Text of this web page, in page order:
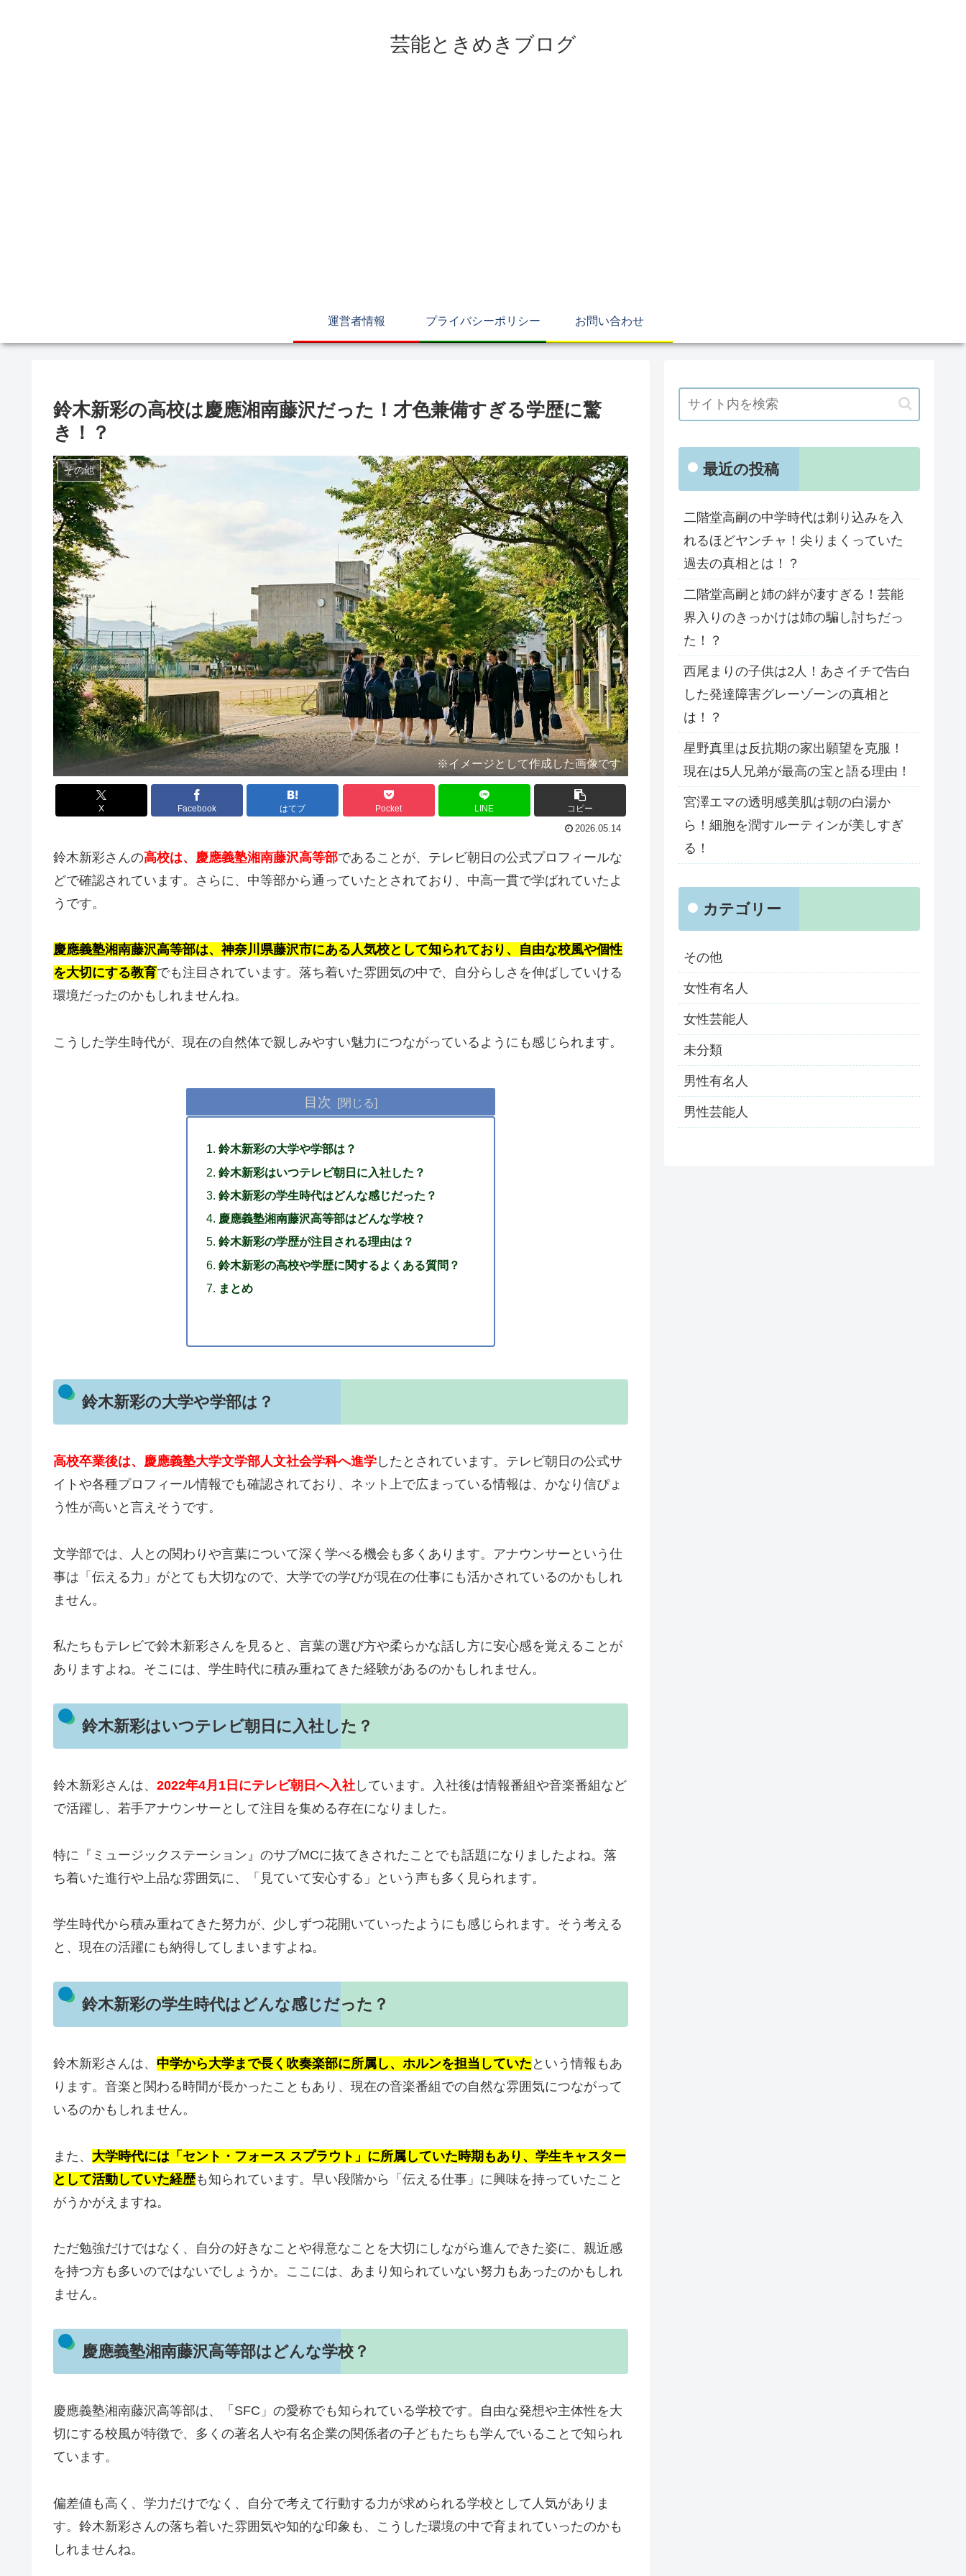
芸能ときめきブログ
運営者情報 プライバシーポリシー お問い合わせ
鈴木新彩の高校は慶應湘南藤沢だった！才色兼備すぎる学歴に驚
き！？
その他
※イメージとして作成した画像です
X Facebook はてブ Pocket LINE コピー
2026.05.14
鈴木新彩さんの高校は、慶應義塾湘南藤沢高等部であることが、テレビ朝日の公式プロフィールな
どで確認されています。さらに、中等部から通っていたとされており、中高一貫で学ばれていたよ
うです。
慶應義塾湘南藤沢高等部は、神奈川県藤沢市にある人気校として知られており、自由な校風や個性
を大切にする教育でも注目されています。落ち着いた雰囲気の中で、自分らしさを伸ばしていける
環境だったのかもしれませんね。
こうした学生時代が、現在の自然体で親しみやすい魅力につながっているようにも感じられます。
目次
鈴木新彩の大学や学部は？
鈴木新彩はいつテレビ朝日に入社した？
鈴木新彩の学生時代はどんな感じだった？
慶應義塾湘南藤沢高等部はどんな学校？
鈴木新彩の学歴が注目される理由は？
鈴木新彩の高校や学歴に関するよくある質問？
まとめ
鈴木新彩の大学や学部は？
高校卒業後は、慶應義塾大学文学部人文社会学科へ進学 したとされています。テレビ朝日の公式サ
イトや各種プロフィール情報でも確認されており、ネット上で広まっている情報は、かなり信ぴょ
う性が高いと言えそうです。
文学部では、人との関わりや言葉について深く学べる機会も多くあります。アナウンサーという仕
事は「伝える力」がとても大切なので、大学での学びが現在の仕事にも活かされているのかもしれ
ません。
私たちもテレビで鈴木新彩さんを見ると、言葉の選び方や柔らかな話し方に安心感を覚えることが
ありますよね。そこには、学生時代に積み重ねてきた経験があるのかもしれません。
鈴木新彩はいつテレビ朝日に入社した？
鈴木新彩さんは、 2022年4月1日にテレビ朝日へ入社 しています。入社後は情報番組や音楽番組など
で活躍し、若手アナウンサーとして注目を集める存在になりました。
特に『ミュージックステーション』のサブMCに抜てきされたことでも話題になりましたよね。落
ち着いた進行や上品な雰囲気に、「見ていて安心する」という声も多く見られます。
学生時代から積み重ねてきた努力が、少しずつ花開いていったようにも感じられます。そう考える
と、現在の活躍にも納得してしまいますよね。
鈴木新彩の学生時代はどんな感じだった？
鈴木新彩さんは、 中学から大学まで長く吹奏楽部に所属し、ホルンを担当していた という情報もあ
ります。音楽と関わる時間が長かったこともあり、現在の音楽番組での自然な雰囲気につながって
いるのかもしれません。
また、 大学時代には「セント・フォース スプラウト」に所属していた時期もあり、学生キャスター
として活動していた経歴も知られています。早い段階から「伝える仕事」に興味を持っていたこと
がうかがえますね。
ただ勉強だけではなく、自分の好きなことや得意なことを大切にしながら進んできた姿に、親近感
を持つ方も多いのではないでしょうか。ここには、あまり知られていない努力もあったのかもしれ
ません。
慶應義塾湘南藤沢高等部はどんな学校？
慶應義塾湘南藤沢高等部は、「SFC」の愛称でも知られている学校です。自由な発想や主体性を大
切にする校風が特徴で、多くの著名人や有名企業の関係者の子どもたちも学んでいることで知られ
ています。
偏差値も高く、学力だけでなく、自分で考えて行動する力が求められる学校として人気がありま
す。鈴木新彩さんの落ち着いた雰囲気や知的な印象も、こうした環境の中で育まれていったのかも
しれませんね。
最近の投稿
二階堂高嗣の中学時代は剃り込みを入
れるほどヤンチャ！尖りまくっていた
過去の真相とは！？
二階堂高嗣と姉の絆が凄すぎる！芸能
界入りのきっかけは姉の騙し討ちだっ
た！？
西尾まりの子供は2人！あさイチで告白
した発達障害グレーゾーンの真相と
は！？
星野真里は反抗期の家出願望を克服！
現在は5人兄弟が最高の宝と語る理由！
宮澤エマの透明感美肌は朝の白湯か
ら！細胞を潤すルーティンが美しすぎ
る！
カテゴリー
その他
女性有名人
女性芸能人
未分類
男性有名人
男性芸能人